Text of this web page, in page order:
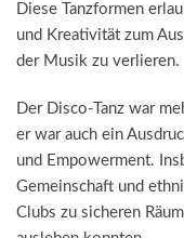
Diese Tanzformen
und Kreativität zum
der Musik zu verlieren.
Der Disco-Tanz war
er war auch ein
und Empowerment.
Gemeinschaft und
Clubs zu sicheren